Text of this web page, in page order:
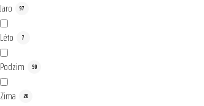
Jaro 97
Léto 7
Podzim 90
Zima 20